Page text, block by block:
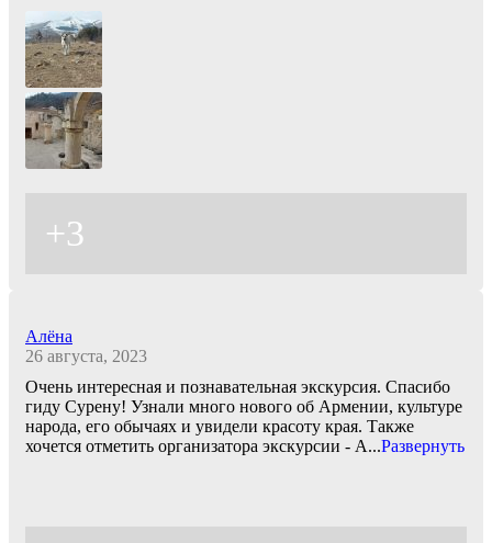
+3
Алёна
26 августа, 2023
Очень интересная и познавательная экскурсия. Спасибо
гиду Сурену! Узнали много нового об Армении, культуре
народа, его обычаях и увидели красоту края. Также
хочется отметить организатора экскурсии - А...Развернуть